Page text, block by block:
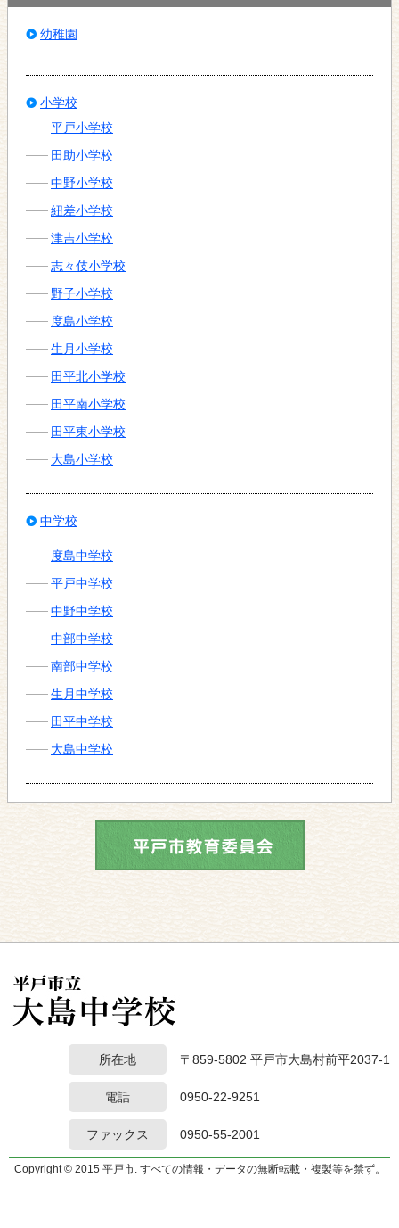
幼稚園
小学校
平戸小学校
田助小学校
中野小学校
紐差小学校
津吉小学校
志々伎小学校
野子小学校
度島小学校
生月小学校
田平北小学校
田平南小学校
田平東小学校
大島小学校
中学校
度島中学校
平戸中学校
中野中学校
中部中学校
南部中学校
生月中学校
田平中学校
大島中学校
所在地 〒859-5802 平戸市大島村前平2037-1
電話 0950-22-9251
ファックス 0950-55-2001
Copyright © 2015 平戸市. すべての情報・データの無断転載・複製等を禁ず。